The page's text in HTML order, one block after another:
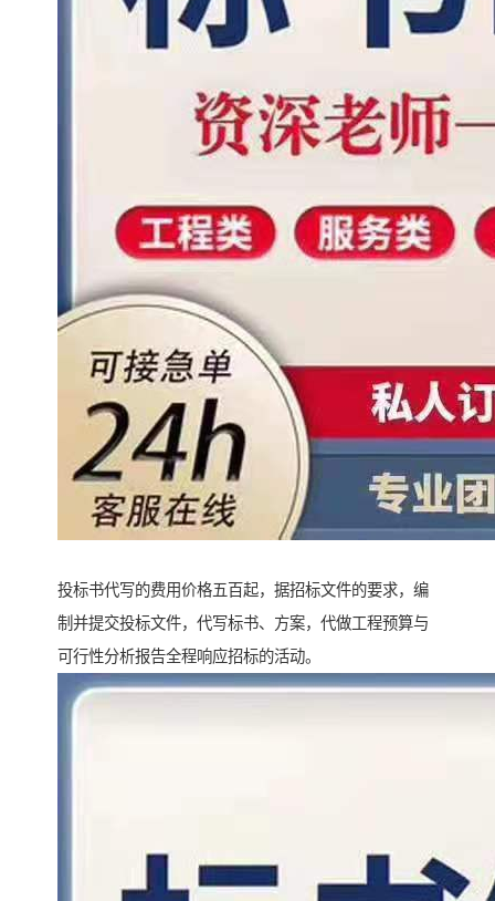
投标书代写的费用价格五百起，据招标文件的要求，编
制并提交投标文件，代写标书、方案，代做工程预算与
可行性分析报告全程响应招标的活动。